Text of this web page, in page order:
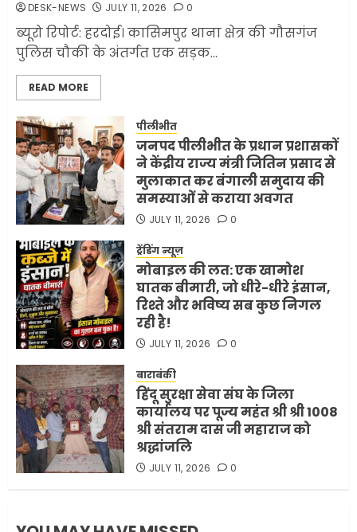
JUNE 1, 2026
3
व्यवहार क्यों?
JUNE 1, 2026 0
4
अमेरिका ने फिर से ईरान को युद्ध
समाप्त करने के लिए भेजी अपनी 5
MAY 18, 2026
5
भारत-अमेरिका व्यापार समझौता
ट्रंप ने किया एलान
FEBRUARY 3, 2026
DESK-NEWS JULY 11, 2026 0
ब्यूरो रिपोर्ट: हरदोई। कासिमपुर थाना क्षेत्र की गौसगंज
पुलिस चौकी के अंतर्गत एक सड़क...
READ MORE
पीलीभीत
जनपद पीलीभीत के प्रधान प्रशासकों
ने केंद्रीय राज्य मंत्री जितिन प्रसाद से
मुलाकात कर बंगाली समुदाय की
समस्याओं से कराया अवगत
JULY 11, 2026 0
ट्रेंडिंग न्यूज़
मोबाइल की लत: एक खामोश
घातक बीमारी, जो धीरे-धीरे इंसान,
रिश्ते और भविष्य सब कुछ निगल
रही है!
JULY 11, 2026 0
बाराबंकी
हिंदू सुरक्षा सेवा संघ के जिला
कार्यालय पर पूज्य महंत श्री श्री 1008
श्री संतराम दास जी महाराज को
श्रद्धांजलि
JULY 11, 2026 0